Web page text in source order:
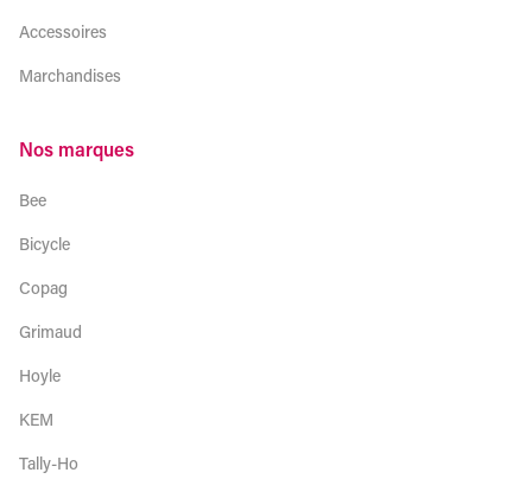
Accessoires
Marchandises
Nos marques
Bee
Bicycle
Copag
Grimaud
Hoyle
KEM
Tally-Ho